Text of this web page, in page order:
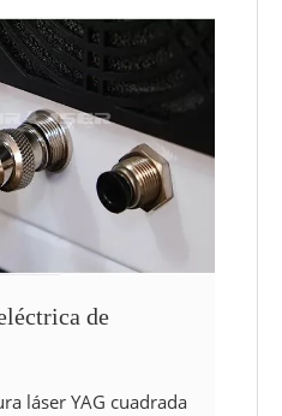
de
láser YAG cuadrada